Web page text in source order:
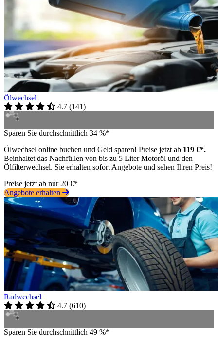
Ölwechsel
4.7 (141)
Sparen Sie durchschnittlich 34 %*
Ölwechsel online buchen und Geld sparen! Preise jetzt ab 119 €*.
Beinhaltet das Nachfüllen von bis zu 5 Liter Motoröl und den
Ölfilterwechsel. Sie erhalten sofort Angebote und sehen Ihren Preis!
Preise jetzt ab nur 20 €*
Angebote erhalten
Radwechsel
4.7 (610)
Sparen Sie durchschnittlich 49 %*